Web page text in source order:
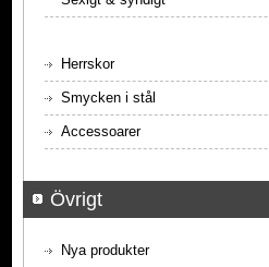
Herrskor
Smycken i stål
Accessoarer
Övrigt
Nya produkter